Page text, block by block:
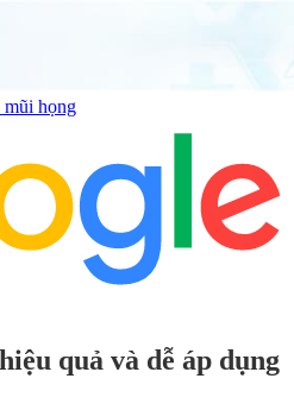
mũi họng
quả và dễ áp dụng